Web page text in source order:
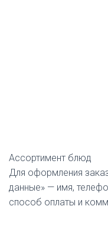
Ассортимент блюд
Для оформления
данные» — имя,
способ оплаты и